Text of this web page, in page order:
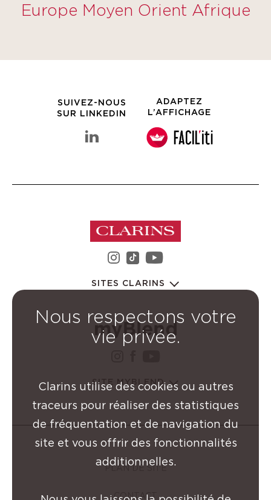
Europe Moyen Orient Afrique
SUIVEZ-NOUS
SUR LINKEDIN
linkedin Groupe Clarins
ADAPTEZ
L’AFFICHAGE
instagram Groupe
youtube Groupe
SITES CLARINS
SITE MYBLEND
PLAN DE SITE
CONTACT
Nous respectons votre
vie privée.
Clarins utilise des cookies ou autres
traceurs pour réaliser des statistiques
de fréquentation et de navigation du
site et vous offrir des fonctionnalités
additionnelles.